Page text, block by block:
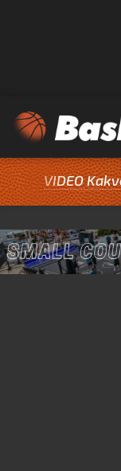
VIDEO Kakvo